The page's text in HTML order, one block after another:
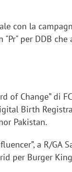
con la
"Pr" per DDB che
of Change” di
Birth
Pakistan.
a R/GA
per Burger
di mercato.
«Non basta più
bisogna
in azioni»